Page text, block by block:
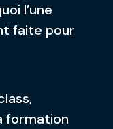
l’une
faite pour
formation